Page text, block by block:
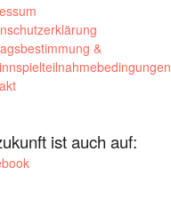
&
ist auch auf: